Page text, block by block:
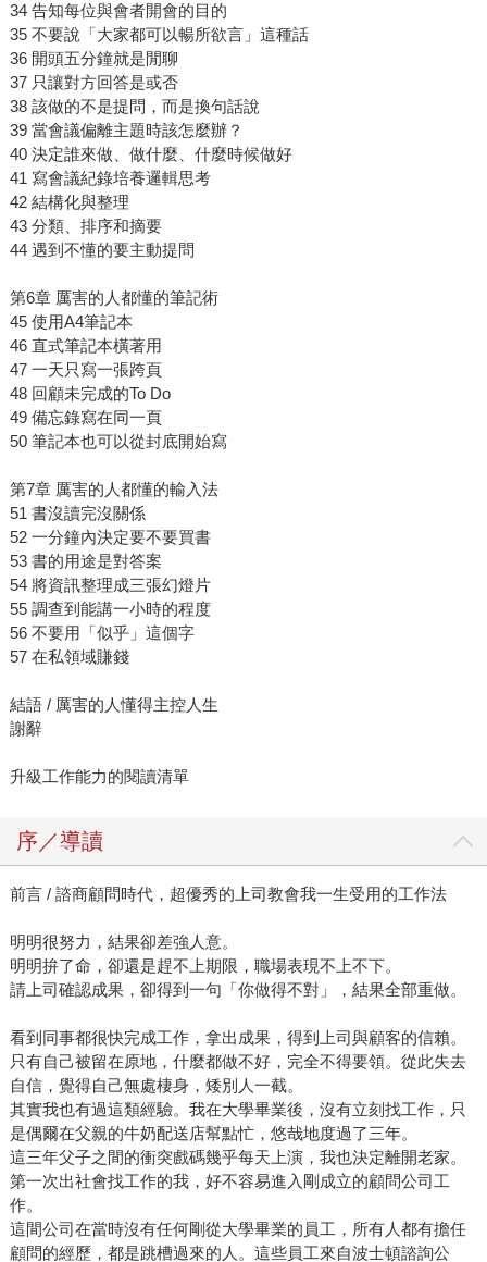
34 告知每位與會者開會的目的
35 不要說「大家都可以暢所欲言」這種話
36 開頭五分鐘就是閒聊
37 只讓對方回答是或否
38 該做的不是提問，而是換句話說
39 當會議偏離主題時該怎麼辦？
40 決定誰來做、做什麼、什麼時候做好
41 寫會議紀錄培養邏輯思考
42 結構化與整理
43 分類、排序和摘要
44 遇到不懂的要主動提問
第6章 厲害的人都懂的筆記術
45 使用A4筆記本
46 直式筆記本橫著用
47 一天只寫一張跨頁
48 回顧未完成的To Do
49 備忘錄寫在同一頁
50 筆記本也可以從封底開始寫
第7章 厲害的人都懂的輸入法
51 書沒讀完沒關係
52 一分鐘內決定要不要買書
53 書的用途是對答案
54 將資訊整理成三張幻燈片
55 調查到能講一小時的程度
56 不要用「似乎」這個字
57 在私領域賺錢
結語 / 厲害的人懂得主控人生
謝辭
升級工作能力的閱讀清單
序／導讀
前言 / 諮商顧問時代，超優秀的上司教會我一生受用的工作法
明明很努力，結果卻差強人意。
明明拚了命，卻還是趕不上期限，職場表現不上不下。
請上司確認成果，卻得到一句「你做得不對」，結果全部重做。
看到同事都很快完成工作，拿出成果，得到上司與顧客的信賴。
只有自己被留在原地，什麼都做不好，完全不得要領。從此失去
自信，覺得自己無處棲身，矮別人一截。
其實我也有過這類經驗。我在大學畢業後，沒有立刻找工作，只
是偶爾在父親的牛奶配送店幫點忙，悠哉地度過了三年。
這三年父子之間的衝突戲碼幾乎每天上演，我也決定離開老家。
第一次出社會找工作的我，好不容易進入剛成立的顧問公司工
作。
這間公司在當時沒有任何剛從大學畢業的員工，所有人都有擔任
顧問的經歷，都是跳槽過來的人。這些員工來自波士頓諮詢公